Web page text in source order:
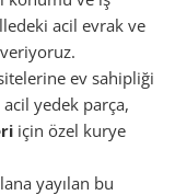
acil evrak ve
ev sahipliği
yedek parça,
için özel kurye
yayılan bu